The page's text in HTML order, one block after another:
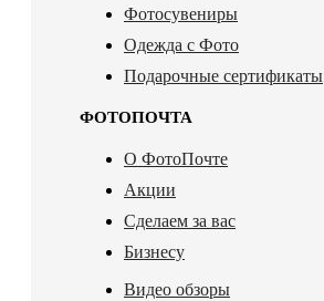
Фотосувениры
Одежда с Фото
Подарочные сертификаты
ФОТОПОЧТА
О ФотоПочте
Акции
Сделаем за вас
Бизнесу
Видео обзоры